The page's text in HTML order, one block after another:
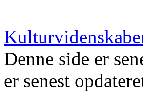
Denne side er
er senest